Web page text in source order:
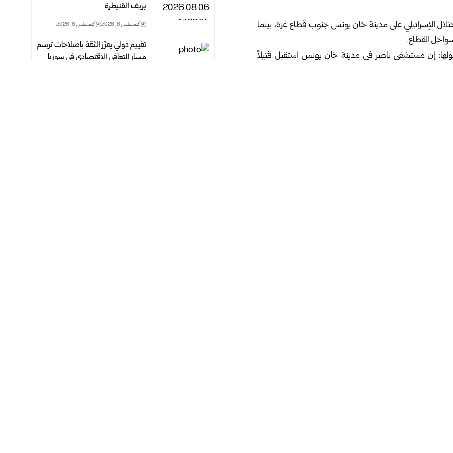
الإسرائيلي على مدينة خان يونس جنوب قطاع غزة، بينما
القطاع.
إن مستشفى ناصر في مدينة خان يونس استقبل قتيلاً
بريف القنيطرة
أغسطس 6, 2026 أغسطس 6, 2026
تقييم دولي يعزّز الثقة بإصلاحات ترسم
مسار التعافي الاقتصادي في سوريا